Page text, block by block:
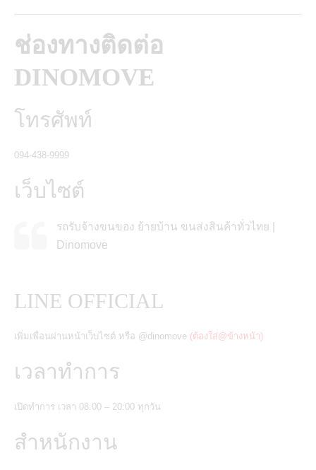
ช่องทางติดต่อ
DINOMOVE
โทรศัพท์
094-438-9999
เว็บไซต์
รถรับจ้างขนของ ย้ายบ้าน ขนส่งสินค้าทั่วไทย |
Dinomove
LINE OFFICIAL
เพิ่มเพื่อนผ่านหน้าเว็บไซต์ หรือ @dinomove (ต้องใส่@ข้างหน้า)
เวลาทำการ
เปิดทำการ เวลา 08:00 – 20:00 ทุกวัน
สำหนักงาน